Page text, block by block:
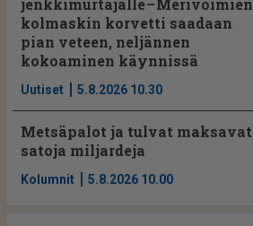
jenkkimurtajalle – Merivoimien
kolmaskin korvetti saadaan
pian veteen, neljännen
kokoaminen käynnissä
Uutiset 5.8.2026 10.30
Metsäpalot ja tulvat maksavat
satoja miljardeja
Kolumnit 5.8.2026 10.00